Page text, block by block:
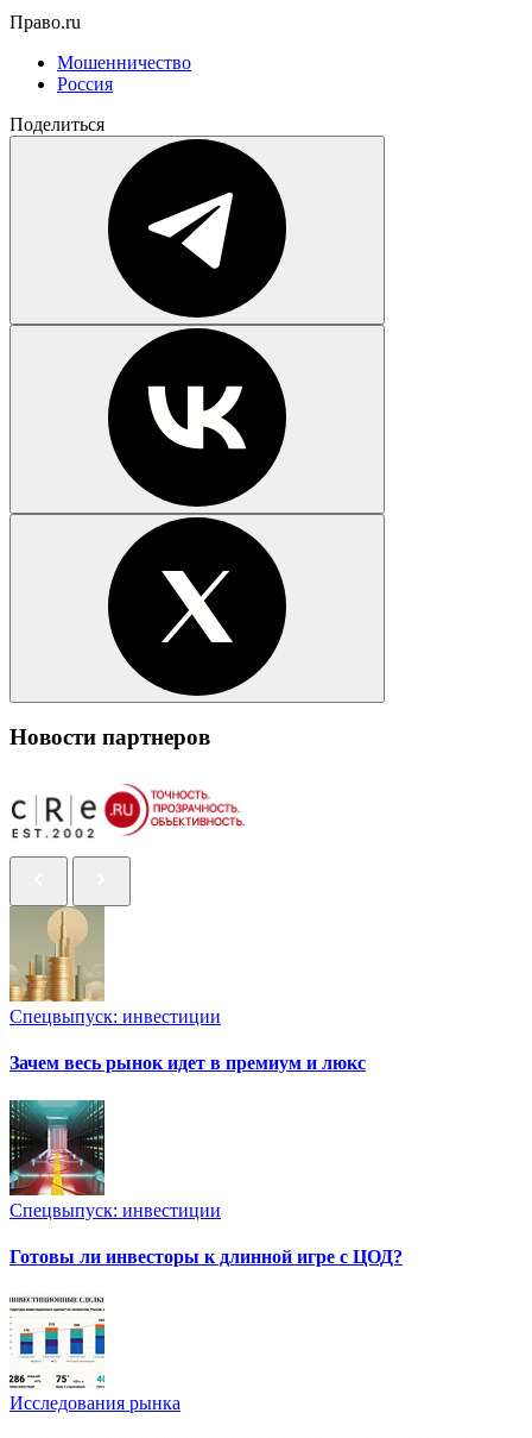
Право.ru
Мошенничество
Россия
Поделиться
Новости партнеров
Спецвыпуск: инвестиции
Зачем весь рынок идет в премиум и люкс
Спецвыпуск: инвестиции
Готовы ли инвесторы к длинной игре с ЦОД?
Исследования рынка